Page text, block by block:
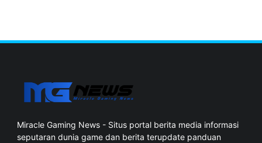
Miracle Gaming News - Situs portal berita media informasi
seputaran dunia game dan berita terupdate panduan